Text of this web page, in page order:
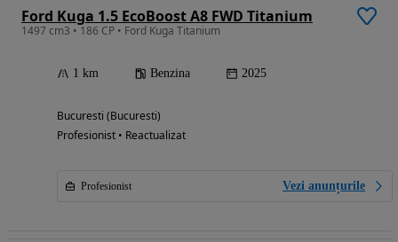
Ford Kuga 1.5 EcoBoost A8 FWD Titanium
1497 cm3 • 186 CP • Ford Kuga Titanium
1 km Benzina 2025
Bucuresti (Bucuresti)
Profesionist • Reactualizat
Profesionist Vezi anunțurile